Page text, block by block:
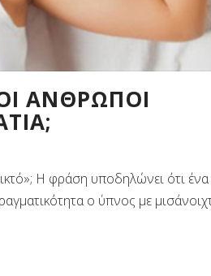
ΑΝΘΡΩΠΟΙ
Η φράση υποδηλώνει ότι ένα
ο ύπνος με
Γλωσσάρι όρων
ΓΙΑ ΤΟ